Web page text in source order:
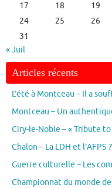
17
18 19
24
25 26
31
« Juil
Articles récents
L’été à Montceau – Il a
Montceau – Un
Ciry-le-Noble – « Tribute
Chalon – La LDH et
Guerre culturelle – Les
Championnat du monde